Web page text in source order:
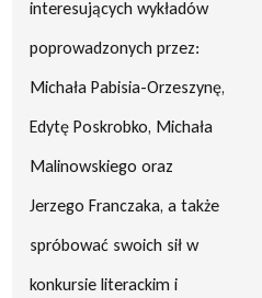
interesujących wykładów
poprowadzonych przez:
Michała Pabisia-Orzeszynę,
Edytę Poskrobko, Michała
Malinowskiego oraz
Jerzego Franczaka, a także
spróbować swoich sił w
konkursie literackim i